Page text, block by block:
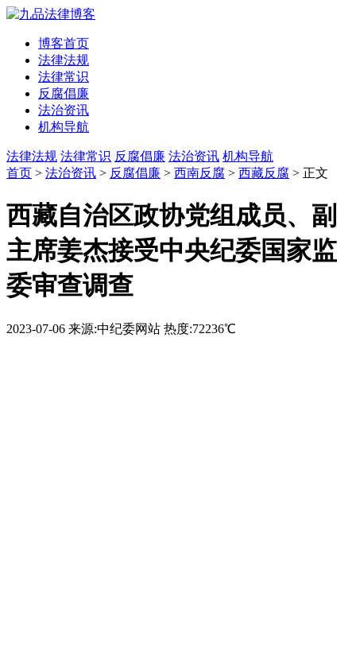
博客首页
法律法规
法律常识
反腐倡廉
法治资讯
机构导航
法律法规 法律常识 反腐倡廉 法治资讯 机构导航
首页 > 法治资讯 > 反腐倡廉 > 西南反腐 > 西藏反腐 > 正文
西藏自治区政协党组成员、副
主席姜杰接受中央纪委国家监
委审查调查
2023-07-06 来源:中纪委网站 热度:72236℃